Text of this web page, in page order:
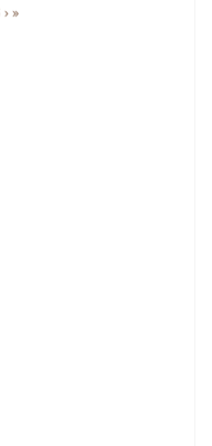
›»